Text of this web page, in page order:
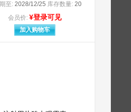
OKAMOTO INDUSTRIES INC（深圳市万生堂实
HV
至: 2028/12/25 库存数量: 20
会员价: ¥登录可见
加入购物车